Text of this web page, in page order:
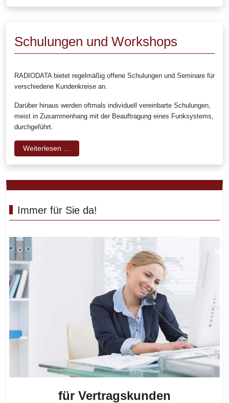
Schulungen und Workshops
RADIODATA bietet regelmäßig offene Schulungen und Seminare für
verschiedene Kundenkreise an.
Darüber hinaus werden oftmals individuell vereinbarte Schulungen,
meist in Zusammenhang mit der Beauftragung eines Funksystems,
durchgeführt.
Weiterlesen …
Immer für Sie da!
für Vertragskunden